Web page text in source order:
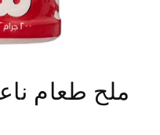
ملح طعام ناعم